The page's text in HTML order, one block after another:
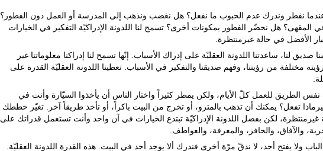
عندما نفطر وندرك عدم الحبوب ما نفعل؟ هل نغضب ونذهب إلى المدرسة أو العمل دون الفطور؟
المقهى؟ هل نحضّر الفطور بمكونات أخرى؟ تسمح لنا اللدونة الإدراكيّة التفكير في الخيارات
الأفضل في حالة غيرمنتظرة.
صديق لنا، ساعدتنا اللدونة العقليّة على إدراك الأسباب. إنّها تسمح لنا إدراكنا معلوماتنا غير
مختلفة من رؤيتنا، وفهم صديقنا والتفكير في الأسباب. تعطينا اللدونة العقليّة القدرة على
نفس الطريق للعمل كلّ الأيام، ولكن يمطر كثيراً واختار الناس أن يأخذوا السيّارة وأنت في
تفعل؟ يمكنك أن تذهب بالمترو، أو تخرج من البيت باكراً، أو تأخذ طريقاً آخر. تغيّر خططك
لكن بفضل اللدونة الإدراكيّة تبتدع الخيارات في آن واحد وأنت تستعمل قدراتك على
والآفاق، والحافز، والمعرفة، والعواطف.
ولا يفتح أحد، لا ندقّ مرّة أخرى فندرك ألا يوجد أحد في البيت. هذه القدرة اللدونة العقليّة.